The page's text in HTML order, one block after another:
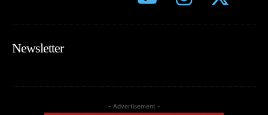
Newsletter
- Advertisement -